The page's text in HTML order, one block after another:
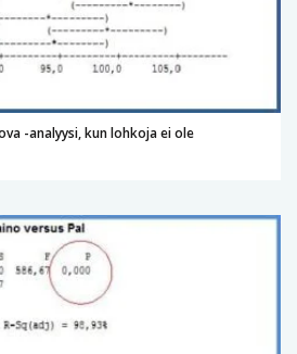
-analyysi, kun lohkoja ei ole